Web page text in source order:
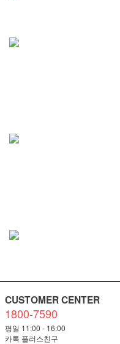
CUSTOMER CENTER
1800-7590
평일 11:00 - 16:00
카톡 플러스친구